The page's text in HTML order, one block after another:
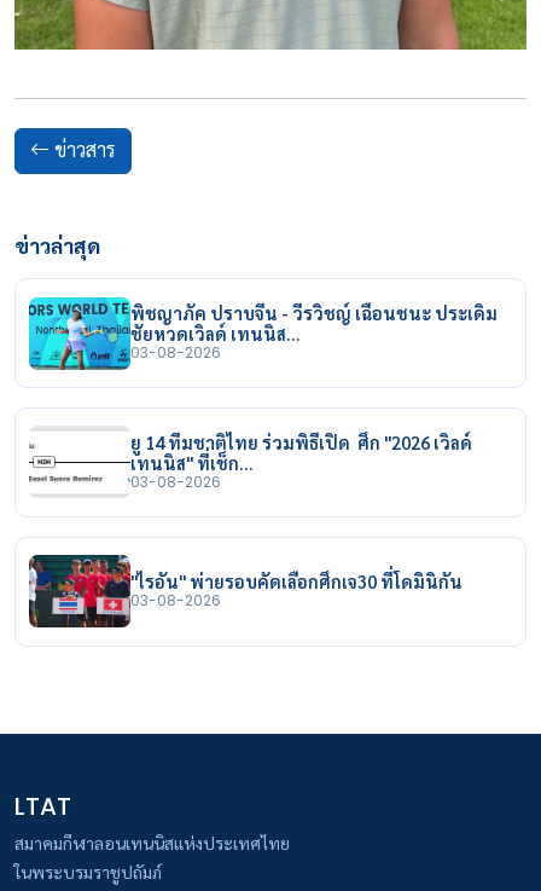
ข่าวสาร
ข่าวล่าสุด
พิชญาภัค ปราบจีน - วีรวิชญ์ เฉือนชนะ ประเดิม
ชัยหวดเวิลด์ เทนนิส…
03-08-2026
ยู 14 ทีมชาติไทย ร่วมพิธีเปิด ศึก "2026 เวิลด์
เทนนิส" ที่เช็ก…
03-08-2026
"ไรอัน" พ่ายรอบคัดเลือกศึกเจ30 ที่โดมินิกัน
03-08-2026
LTAT
สมาคมกีฬาลอนเทนนิสแห่งประเทศไทย
ในพระบรมราชูปถัมภ์